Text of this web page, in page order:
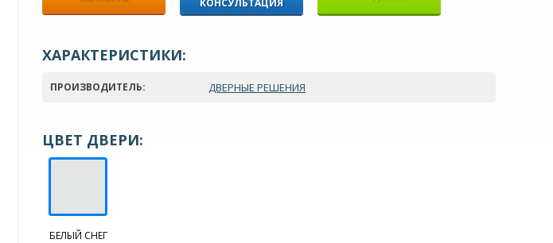
КОНСУЛЬТАЦИЯ
ХАРАКТЕРИСТИКИ:
ПРОИЗВОДИТЕЛЬ: ДВЕРНЫЕ РЕШЕНИЯ
ЦВЕТ ДВЕРИ:
БЕЛЫЙ СНЕГ